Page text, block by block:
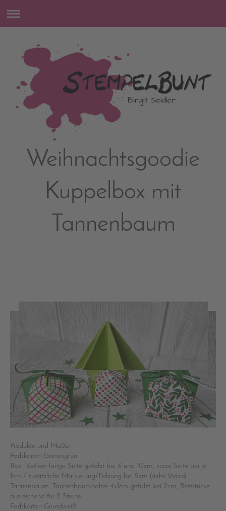
Weihnachtsgoodie
Kuppelbox mit
Tannenbaum
Produkte und Maße:
Farbkarton Gartengrün
Box: 16x6cm lange Seite gefalzt bei 6 und 10cm, kurze Seite bei je
1cm / zusätzliche Markierung/Falzung bei 2cm (siehe Video)
Tannenbaum: Tannenbaumhalter 4x1cm gefalzt bei 2cm, Reststücke
ausreichend für 2 Sterne
Farbkarton Grundweiß